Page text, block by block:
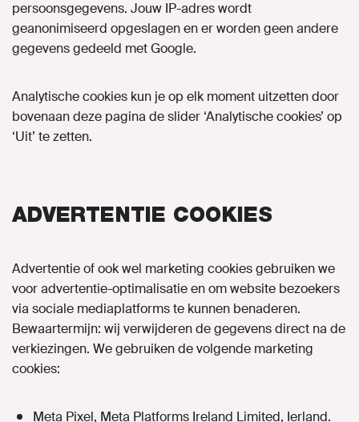
persoonsgegevens. Jouw IP-adres wordt
geanonimiseerd opgeslagen en er worden geen andere
gegevens gedeeld met Google.
Analytische cookies kun je op elk moment uitzetten door
bovenaan deze pagina de slider ‘Analytische cookies’ op
‘Uit’ te zetten.
ADVERTENTIE COOKIES
Advertentie of ook wel marketing cookies gebruiken we
voor advertentie-optimalisatie en om website bezoekers
via sociale mediaplatforms te kunnen benaderen.
Bewaartermijn: wij verwijderen de gegevens direct na de
verkiezingen. We gebruiken de volgende marketing
cookies:
Meta Pixel, Meta Platforms Ireland Limited, Ierland.